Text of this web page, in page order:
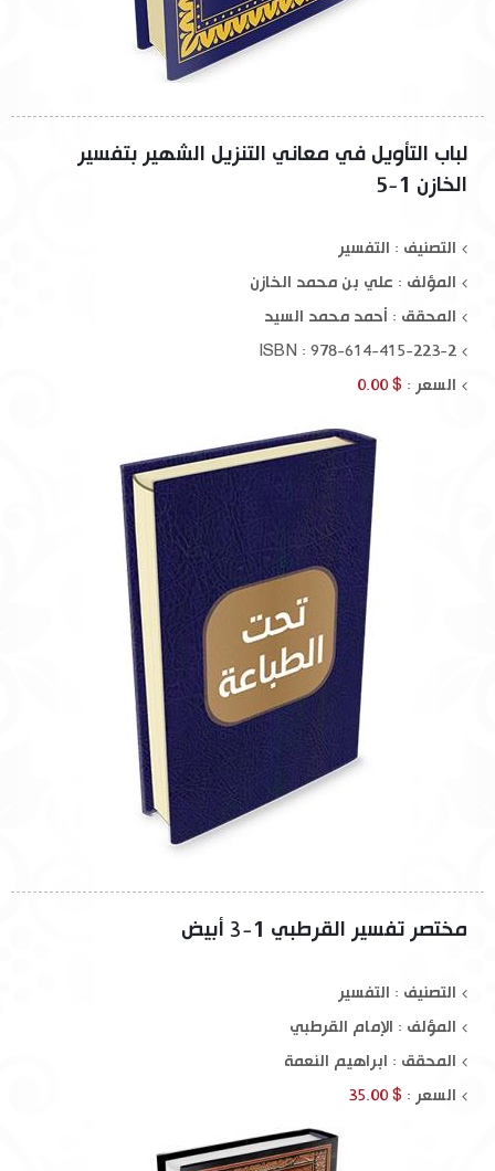
لباب التأويل في معاني التنزيل الشهير بتفسير
الخازن 1-5
التصنيف : التفسير
المؤلف : علي بن محمد الخازن
المحقق : أحمد محمد السيد
ISBN : 978-614-415-223-2
السعر : $ 0.00
مختصر تفسير القرطبي 1-3 أبيض
التصنيف : التفسير
المؤلف : الإمام القرطبي
المحقق : ابراهيم النعمة
السعر : $ 35.00